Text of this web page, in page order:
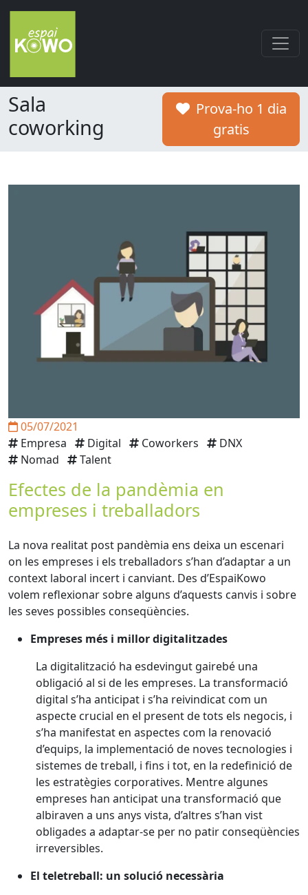
Sala
coworking
Prova-ho 1 dia
gratis
05/07/2021
Empresa
Digital Coworkers
DNX
Nomad
Talent
Efectes de la pandèmia en
empreses i treballadors
La nova realitat post pandèmia ens deixa un escenari
on les empreses i els treballadors s’han d’adaptar a un
context laboral incert i canviant. Des d’EspaiKowo
volem reflexionar sobre alguns d’aquests canvis i sobre
les seves possibles conseqüències.
Empreses més i millor digitalitzades
La digitalització ha esdevingut gairebé una
obligació al si de les empreses. La transformació
digital s’ha anticipat i s’ha reivindicat com un
aspecte crucial en el present de tots els negocis, i
s’ha manifestat en aspectes com la renovació
d’equips, la implementació de noves tecnologies i
sistemes de treball, i fins i tot, en la redefinició de
les estratègies corporatives. Mentre algunes
empreses han anticipat una transformació que
albiraven a uns anys vista, d’altres s’han vist
obligades a adaptar-se per no patir conseqüències
irreversibles.
El teletreball: un solució necessària